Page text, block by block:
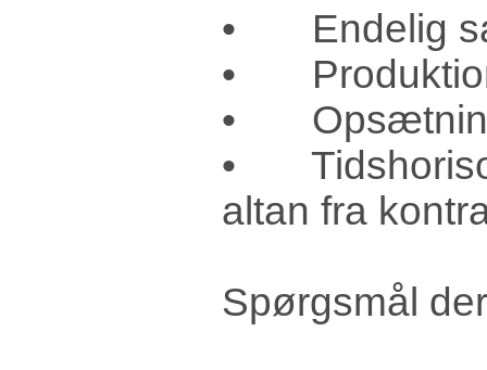
• Endelig
•
•
•
altan fra
Spørgsmål